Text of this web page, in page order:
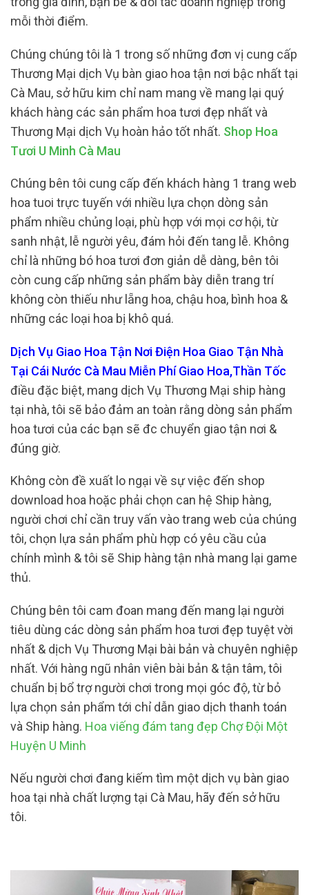
mỗi thời điểm.
Chúng chúng tôi là 1 trong số những đơn vị cung cấp
Thương Mại dịch Vụ bàn giao hoa tận nơi bậc nhất tại
Cà Mau, sở hữu kim chỉ nam mang về mang lại quý
khách hàng các sản phẩm hoa tươi đẹp nhất và
Thương Mại dịch Vụ hoàn hảo tốt nhất. Shop Hoa
Tươi U Minh Cà Mau
Chúng bên tôi cung cấp đến khách hàng 1 trang web
hoa tuoi trực tuyến với nhiều lựa chọn dòng sản
phẩm nhiều chủng loại, phù hợp với mọi cơ hội, từ
sanh nhật, lễ người yêu, đám hỏi đến tang lễ. Không
chỉ là những bó hoa tươi đơn giản dễ dàng, bên tôi
còn cung cấp những sản phẩm bày diễn trang trí
không còn thiếu như lẵng hoa, chậu hoa, bình hoa &
những các loại hoa bị khô quá.
Dịch Vụ Giao Hoa Tận Nơi Điện Hoa Giao Tận Nhà
Tại Cái Nước Cà Mau Miễn Phí Giao Hoa,Thần Tốc
điều đặc biệt, mang dịch Vụ Thương Mại ship hàng
tại nhà, tôi sẽ bảo đảm an toàn rằng dòng sản phẩm
hoa tươi của các bạn sẽ đc chuyển giao tận nơi &
đúng giờ.
Không còn đề xuất lo ngại về sự việc đến shop
download hoa hoặc phải chọn can hệ Ship hàng,
người chơi chỉ cần truy vấn vào trang web của chúng
tôi, chọn lựa sản phẩm phù hợp có yêu cầu của
chính mình & tôi sẽ Ship hàng tận nhà mang lại game
thủ.
Chúng bên tôi cam đoan mang đến mang lại người
tiêu dùng các dòng sản phẩm hoa tươi đẹp tuyệt vời
nhất & dịch Vụ Thương Mại bài bản và chuyên nghiệp
nhất. Với hàng ngũ nhân viên bài bản & tận tâm, tôi
chuẩn bị bổ trợ người chơi trong mọi góc độ, từ bỏ
lựa chọn sản phẩm tới chỉ dẫn giao dịch thanh toán
và Ship hàng. Hoa viếng đám tang đẹp Chợ Đội Một
Huyện U Minh
Nếu người chơi đang kiếm tìm một dịch vụ bàn giao
hoa tại nhà chất lượng tại Cà Mau, hãy đến sở hữu
tôi.